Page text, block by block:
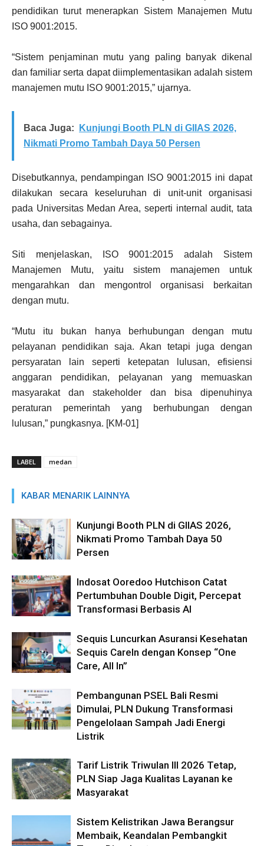
pendidikan turut menerapkan Sistem Manajemen Mutu
ISO 9001:2015.
“Sistem penjaminan mutu yang paling banyak dikenal
dan familiar serta dapat diimplementasikan adalah sistem
manajemen mutu ISO 9001:2015,” ujarnya.
Baca Juga:
Kunjungi Booth PLN di GIIAS 2026,
Nikmati Promo Tambah Daya 50 Persen
Disebutkannya, pendampingan ISO 9001:2015 ini dapat
dilakukan secara keseluruhan di unit-unit organisasi
pada Universitas Medan Area, seperti internal audit, tata
usaha, dan sebagainya.
Siti menjelaskan, ISO 9001:2015 adalah Sistem
Manajemen Mutu, yaitu sistem manajemen untuk
mengarahkan dan mengontrol organisasi berkaitan
dengan mutu.
“Mutu itu bukan hanya berhubungan dengan mutu
pelayanan pendidikan saja. Akan tetapi juga dengan
persyaratan lain seperti ketepatan lulusan, efisiensi
anggaran pendidikan, pelayanan yang memuaskan
masyarakat dan stakeholder dan bisa dipenuhinya
peraturan pemerintah yang berhubungan dengan
lulusan,” pungkasnya. [KM-01]
LABEL medan
KABAR MENARIK LAINNYA
Kunjungi Booth PLN di GIIAS 2026,
Nikmati Promo Tambah Daya 50
Persen
Indosat Ooredoo Hutchison Catat
Pertumbuhan Double Digit, Percepat
Transformasi Berbasis AI
Sequis Luncurkan Asuransi Kesehatan
Sequis CareIn dengan Konsep “One
Care, All In”
Pembangunan PSEL Bali Resmi
Dimulai, PLN Dukung Transformasi
Pengelolaan Sampah Jadi Energi
Listrik
Tarif Listrik Triwulan III 2026 Tetap,
PLN Siap Jaga Kualitas Layanan ke
Masyarakat
Sistem Kelistrikan Jawa Berangsur
Membaik, Keandalan Pembangkit